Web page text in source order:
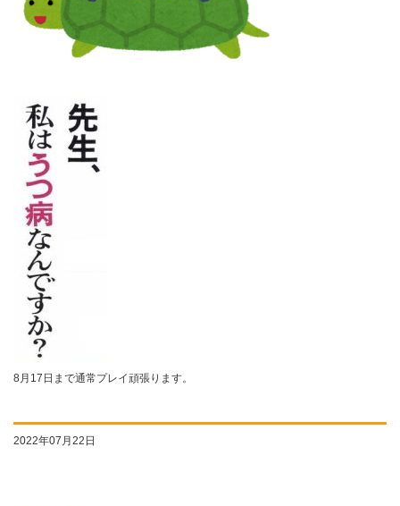
8月17日まで通常プレイ頑張ります。
2022年07月22日